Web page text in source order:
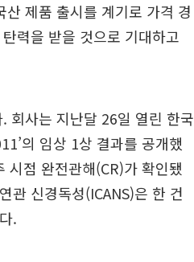
제품 출시를 계기로 가격 경
력을 받을 것으로 기대하고
회사는 지난달 26일 열린 한국
의 임상 1상 결과를 공개했
시점 완전관해(CR)가 확인됐
관 신경독성(ICANS)은 한 건
.